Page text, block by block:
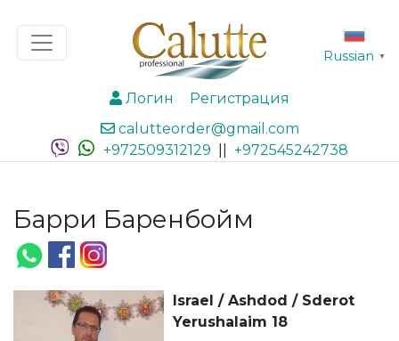
Логин
Регистрация
calutteorder@gmail.com
+972509312129
+972545242738
Russian ▼
Барри Баренбойм
Israel / Ashdod / Sderot
Yerushalaim 18